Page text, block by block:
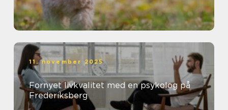
11. november 2025
Fornyet livkvalitet med en psykolog på
Frederiksberg